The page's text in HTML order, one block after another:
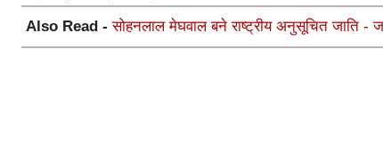
Also Read -सोहनलाल मेघवाल बने राष्ट्रीय अनुसूचित जाति -